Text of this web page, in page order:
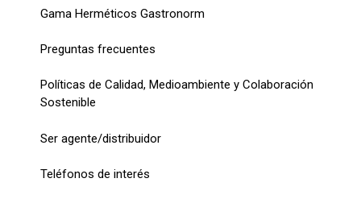
Gama Herméticos Gastronorm
Preguntas frecuentes
Políticas de Calidad, Medioambiente y Colaboración
Sostenible
Ser agente/distribuidor
Teléfonos de interés